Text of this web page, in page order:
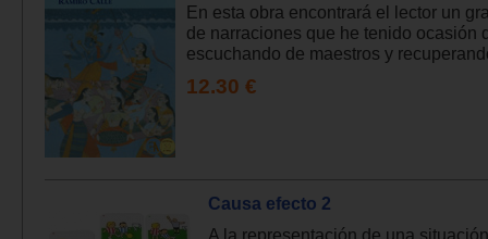
En esta obra encontrará el lector un
de narraciones que he tenido ocasión
escuchando de maestros y
12.30 €
Causa efecto 2
A la representación de una